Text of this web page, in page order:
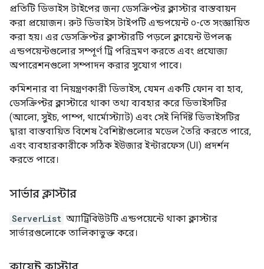
প্রতিটি ডিভাইস টাইপের জন্য ডেসক্রিপ্টর ক্লাস্টার বাস্তবায়ন
করা প্রয়োজন। রুট ডিভাইস টাইপটি এন্ডপয়েন্ট ০-তে সংজ্ঞায়িত
করা হয়। এর ডেসক্রিপ্টর ক্লাস্টারটি পড়লে ক্লায়েন্ট উপলব্ধ
এন্ডপয়েন্টগুলোর সম্পূর্ণ ট্রি পরিভ্রমণ করতে এবং প্রযোজ্য
অপারেশনগুলো সম্পাদন করার সুযোগ পাবে।
কমিশনার বা নিয়ন্ত্রণকারী ডিভাইস, যেমন একটি ফোন বা হাব,
ডেসক্রিপ্টর ক্লাস্টারে থাকা তথ্য ব্যবহার করে ডিভাইসটির
(আলো, সুইচ, পাম্প, থার্মোস্ট্যাট) এবং সেই নির্দিষ্ট ডিভাইসটির
দ্বারা বাস্তবায়িত বিশেষ বৈশিষ্ট্যগুলোর মডেল তৈরি করতে পারে,
এবং ব্যবহারকারীকে সঠিক ইউজার ইন্টারফেস (UI) প্রদর্শন
করতে পারে।
সার্ভার ক্লাস্টার
ServerList অ্যাট্রিবিউটটি এন্ডপয়েন্টে থাকা ক্লাস্টার
সার্ভারগুলোকে তালিকাভুক্ত করে।